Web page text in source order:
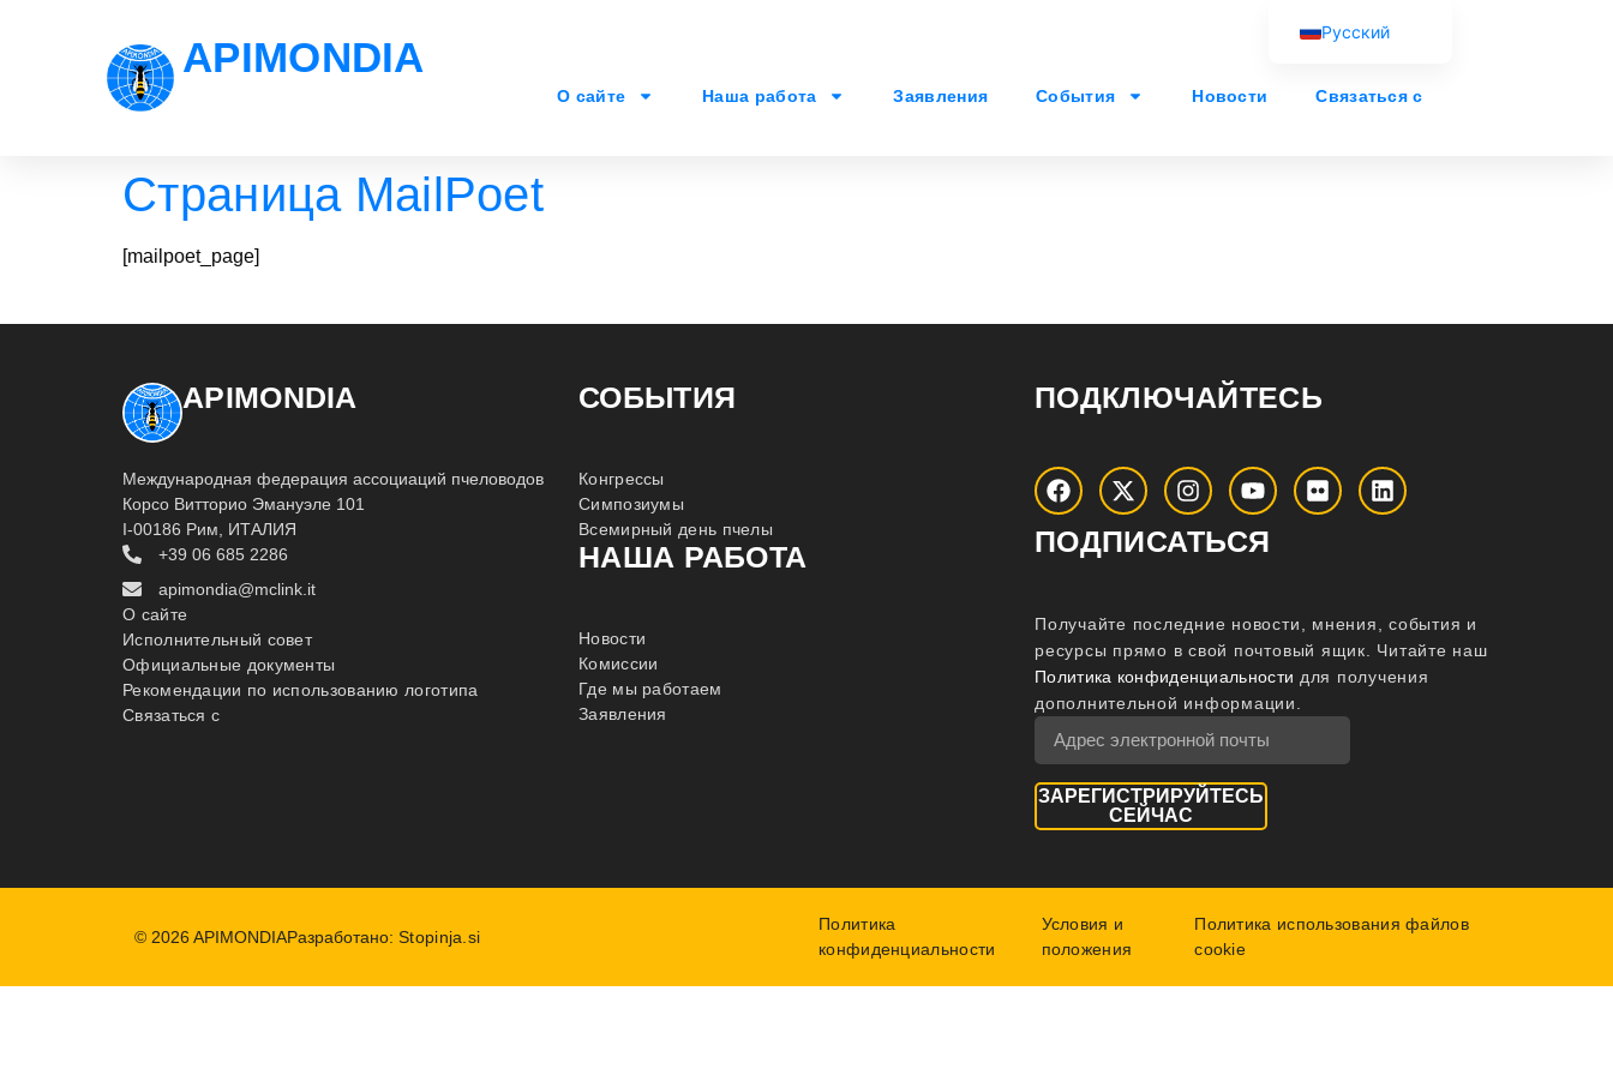
APIMONDIA
О сайте Наша работа Заявления События Новости Связаться с
Страница MailPoet
[mailpoet_page]
APIMONDIA
Международная федерация ассоциаций пчеловодов
Корсо Витторио Эмануэле 101
I-00186 Рим, ИТАЛИЯ
+39 06 685 2286
apimondia@mclink.it
О сайте
Исполнительный совет
Официальные документы
Рекомендации по использованию логотипа
Связаться с
СОБЫТИЯ
Конгрессы
Симпозиумы
Всемирный день пчелы
НАША РАБОТА
Новости
Комиссии
Где мы работаем
Заявления
ПОДКЛЮЧАЙТЕСЬ
ПОДПИСАТЬСЯ
Получайте последние новости, мнения, события и
ресурсы прямо в свой почтовый ящик. Читайте наш
Политика конфиденциальности для получения
дополнительной информации.
ЗАРЕГИСТРИРУЙТЕСЬ
СЕЙЧАС
© 2026 APIMONDIAРазработано: Stopinja.si
Политика
конфиденциальности
Условия и
положения
Политика использования файлов
cookie
Русский